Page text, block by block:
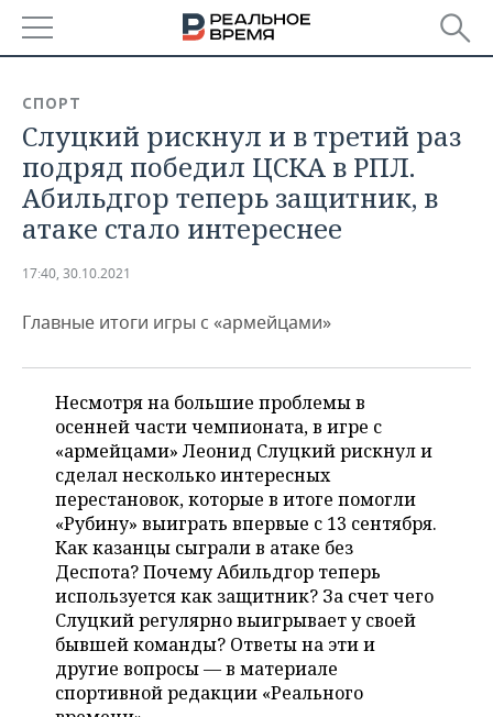
БАШКОРТОСТАН
ТАТАРСТАН
УДМУРТИЯ
НОВОСТИ
АНАЛИТИКА
НОВОСТИ АНАЛИТИКИ
ДЕКЛАРАЦИИ О ДОХОДАХ
КОРОЛИ ГОСЗАКАЗА ПФО
КОМУ ПРИНАДЛЕЖАТ
ТОРГОВЫЕ ЦЕНТРЫ
ТАТАРСТАНА
ЭКОНОМИКА
НОВОСТИ ЭКОНОМИКИ
ФИНАНСЫ
БЮДЖЕТ
ИНВЕСТИЦИИ
ПРОМЫШЛЕННОСТЬ
НОВОСТИ
АГРОПРОМ
МАШИНОСТРОЕНИЕ
НЕФТЕХИМИЯ
НЕФТЬ
ОПК
ЭНЕРГЕТИКА
НЕДВИЖИМОСТЬ
НОВОСТИ АВТО
БИЗНЕС
НОВОСТИ БИЗНЕСА
РОЗНИЧНАЯ ТОРГОВЛЯ
ТРАНСПОРТ
УСЛУГИ
ТЕХНОЛОГИИ
НОВОСТИ ТЕХНОЛОГИЙ
МЕДИА
ТЕЛЕКОММУНИКАЦИИ
МЕРОПРИЯТИЯ
НОВОСТИ МЕРОПРИЯТИЙ
ВЫЕЗДНАЯ РЕДАКЦИЯ
БИЗНЕС-БРАНЧИ
СПОРТ
НОВОСТИ СПОРТА
ФУТБОЛ
ОБЩЕСТВО
НОВОСТИ ОБЩЕСТВА
ФОТОГАЛЕРЕЯ
СПОРТ
Слуцкий рискнул и в третий раз
подряд победил ЦСКА в РПЛ.
Абильдгор теперь защитник, в
атаке стало интереснее
17:40, 30.10.2021
Главные итоги игры с «армейцами»
Несмотря на большие проблемы в
осенней части чемпионата, в игре с
«армейцами» Леонид Слуцкий рискнул и
сделал несколько интересных
перестановок, которые в итоге помогли
«Рубину» выиграть впервые с 13 сентября.
Как казанцы сыграли в атаке без
Деспота? Почему Абильдгор теперь
используется как защитник? За счет чего
Слуцкий регулярно выигрывает у своей
бывшей команды? Ответы на эти и
другие вопросы — в материале
спортивной редакции «Реального